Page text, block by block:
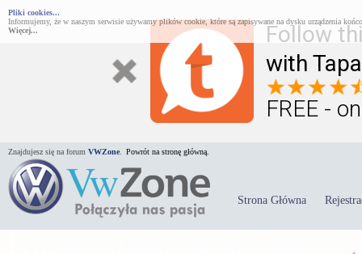
Follow
with
FREE -
Pliki cookies...
Informujemy, że w naszym serwisie używamy plików cookie, które są zapisywane na dysku urządzenia
Więcej...
Znajdujesz się na forum VWZone Powrót na stronę główną.
Strona Główna